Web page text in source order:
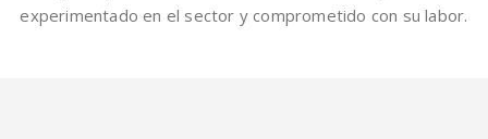
experimentado en el sector y comprometido con su labor.